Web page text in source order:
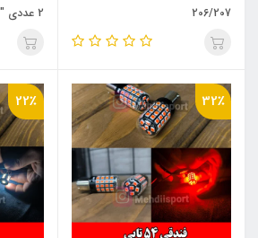
206/207
2 عددی "
32٪ 22٪